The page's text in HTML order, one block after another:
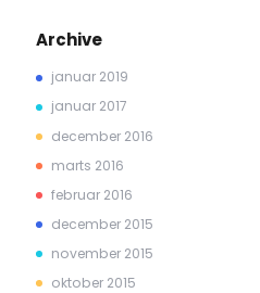
Archive
januar 2019
januar 2017
december 2016
marts 2016
februar 2016
december 2015
november 2015
oktober 2015